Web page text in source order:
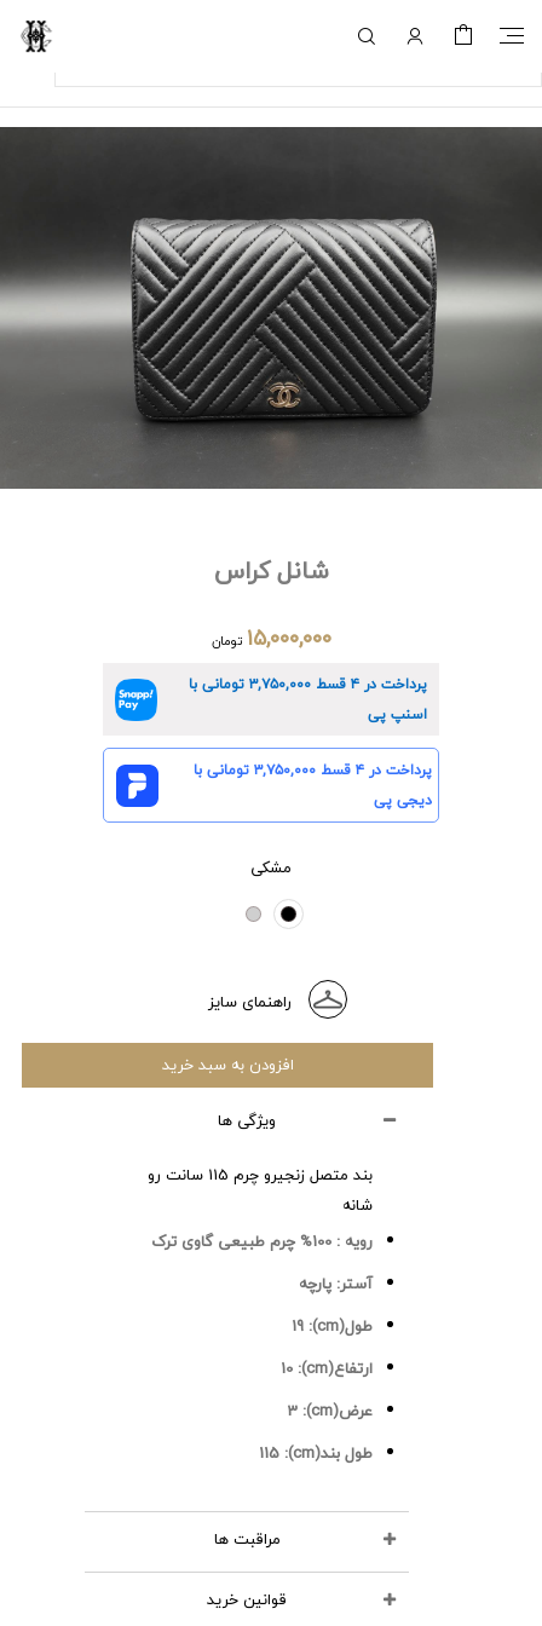
شانل کراس
۱۵,۰۰۰,۰۰۰ تومان
پرداخت در ۴ قسط ۳,۷۵۰,۰۰۰تومانی با
اسنپ پی
پرداخت در ۴ قسط ۳,۷۵۰,۰۰۰تومانی با
دیجی پی
مشکی
راهنمای سایز
افزودن به سبد خرید
ویژگی ها
بند متصل زنجیرو چرم 115 سانت رو
شانه
رویه : 100% چرم طبیعی گاوی ترک
آستر: پارچه
طول(cm):
19
ارتفاع(cm):
10
عرض(cm):
3
طول بند(cm):
115
مراقبت ها
محصولات چرمی را نشویید
قوانین خرید